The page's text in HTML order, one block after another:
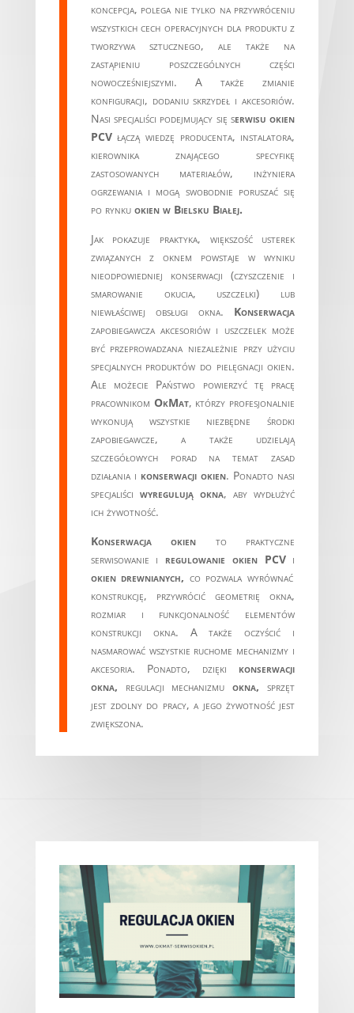
koncepcja, polega nie tylko na przywróceniu
wszystkich cech operacyjnych dla produktu z
tworzywa sztucznego, ale także na
zastąpieniu poszczególnych części
nowocześniejszymi. A także zmianie
konfiguracji, dodaniu skrzydeł i akcesoriów.
Nasi specjaliści podejmujący się serwisu okien
PCVłączą wiedzę producenta, instalatora,
kierownika znającego specyfikę
zastosowanych materiałów, inżyniera
ogrzewania i mogą swobodnie poruszać się
po rynku okien w Bielsku Białej.
Jak pokazuje praktyka, większość usterek
związanych z oknem powstaje w wyniku
nieodpowiedniej konserwacji (czyszczenie i
smarowanie okucia, uszczelki) lub
niewłaściwej obsługi okna. Konserwacja
zapobiegawcza akcesoriów i uszczelek może
być przeprowadzana niezależnie przy użyciu
specjalnych produktów do pielęgnacji okien.
Ale możecie Państwo powierzyć tę pracę
pracownikom OkMat, którzy profesjonalnie
wykonują wszystkie niezbędne środki
zapobiegawcze, a także udzielają
szczegółowych porad na temat zasad
działania i konserwacji okien. Ponadto nasi
specjaliści wyregulują okna, aby wydłużyć
ich żywotność.
Konserwacja okien to praktyczne
serwisowanie i regulowanie okien PCVi
okien drewnianych, co pozwala wyrównać
konstrukcję, przywrócić geometrię okna,
rozmiar i funkcjonalność elementów
konstrukcji okna. A także oczyścić i
nasmarować wszystkie ruchome mechanizmy i
akcesoria. Ponadto, dzięki konserwacji
okna, regulacji mechanizmu okna, sprzęt
jest zdolny do pracy, a jego żywotność jest
zwiększona.